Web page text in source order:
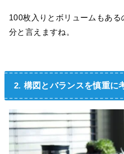
100枚入りとボリュームもあ
分と言えますね。
2. 構図とバランスを慎重に